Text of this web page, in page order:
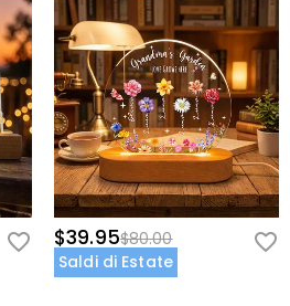
$39.95$80.00
Saldi di Estate